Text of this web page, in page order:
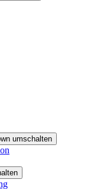
umschalten